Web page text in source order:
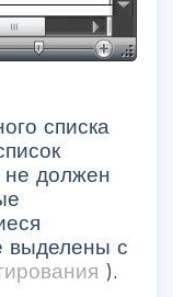
списка
не должен
выделены с
).